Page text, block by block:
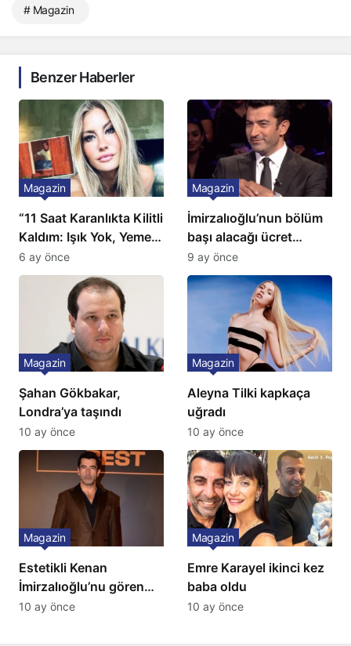
# Magazin
Benzer Haberler
“11 Saat Karanlıkta Kilitli
Kaldım: Işık Yok, Yemek
Yok, Tuvalet Yok!”
Çağla Şikel’den Şok
Magazin
6 ay önce
İmirzalıoğlu’nun bölüm
başı alacağı ücret
Türkiye’de bir ilk:
Gözünü 2 ilçeye dikti!
Magazin
9 ay önce
Şahan Gökbakar,
Londra’ya taşındı
Magazin
10 ay önce
Aleyna Tilki kapkaça
uğradı
Magazin
10 ay önce
Estetikli Kenan
İmirzalıoğlu’nu gören
tanıyamıyor: Son hali
Magazin
10 ay önce
Emre Karayel ikinci kez
baba oldu
Magazin
10 ay önce